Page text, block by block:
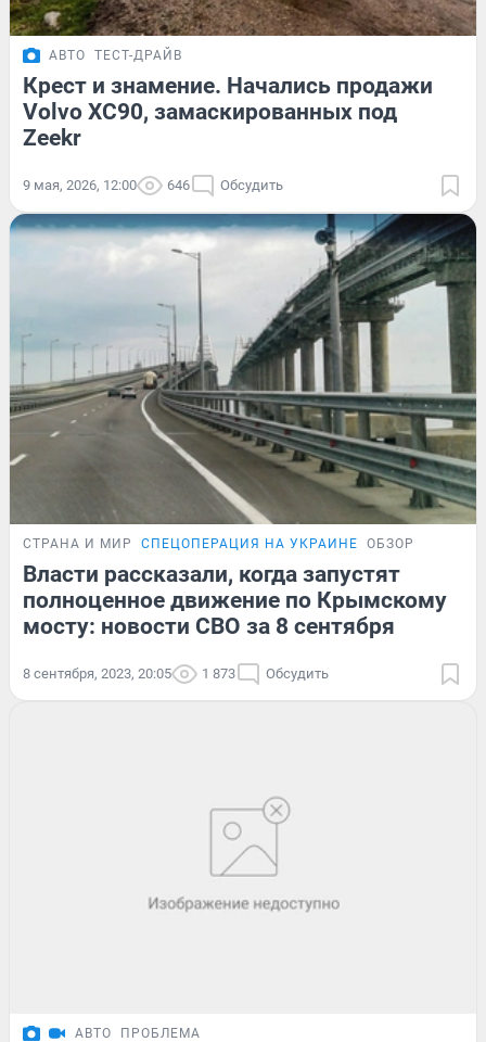
АВТО ТЕСТ-ДРАЙВ
Крест и знамение. Начались продажи
Volvo XC90, замаскированных под
Zeekr
9 мая, 2026, 12:00 646 Обсудить
СТРАНА И МИР СПЕЦОПЕРАЦИЯ НА УКРАИНЕ ОБЗОР
Власти рассказали, когда запустят
полноценное движение по Крымскому
мосту: новости СВО за 8 сентября
8 сентября, 2023, 20:05 1 873 Обсудить
АВТО ПРОБЛЕМА